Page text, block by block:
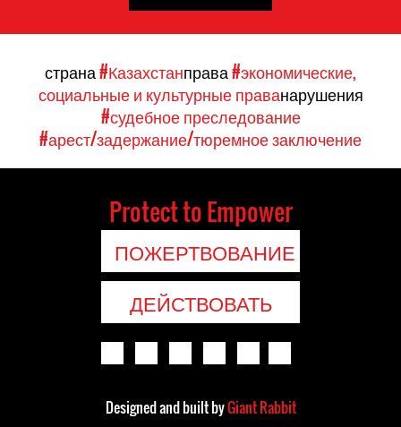
страна#Казахстанправа#экономические,
социальные и культурные праванарушения
#судебное преследование
#арест/задержание/тюремное заключение
Protect to Empower
ПОЖЕРТВОВАНИЕ
ДЕЙСТВОВАТЬ
Designed and built byGiant Rabbit